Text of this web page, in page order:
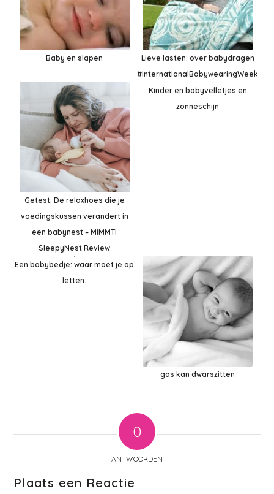
Baby en slapen
Lieve lasten: over babydragen
#InternationalBabywearingWeek
Getest: De relaxhoes die je
voedingskussen verandert in
een babynest – MIMMTI
SleepyNest Review
Kinder en babyvelletjes en
zonneschijn
Een babybedje: waar moet je op
letten.
gas kan dwarszitten
0
ANTWOORDEN
Plaats een Reactie